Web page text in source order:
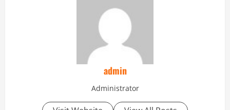
admin
Administrator